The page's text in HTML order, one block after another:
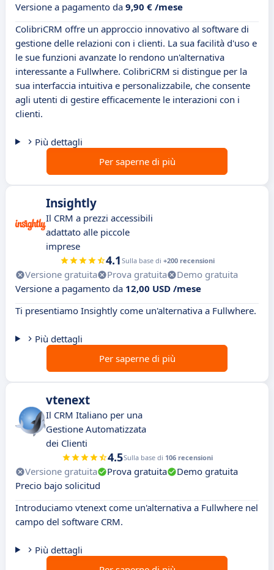
Versione a pagamento da 9,90 € /mese
ColibriCRM offre un approccio innovativo al software di
gestione delle relazioni con i clienti. La sua facilità d'uso e
le sue funzioni avanzate lo rendono un'alternativa
interessante a Fullwhere. ColibriCRM si distingue per la
sua interfaccia intuitiva e personalizzabile, che consente
agli utenti di gestire efficacemente le interazioni con i
clienti.
Più dettagli
Per saperne di più
Insightly
Il CRM a prezzi accessibili
adattato alle piccole
imprese
4.1 Sulla base di +200 recensioni
Versione gratuita Prova gratuita
Demo gratuita
Versione a pagamento da 12,00 USD /mese
Ti presentiamo Insightly come un'alternativa a Fullwhere.
Più dettagli
Per saperne di più
vtenext
Il CRM Italiano per una
Gestione Automatizzata
dei Clienti
4.5Sulla base di 106 recensioni
Versione gratuita Prova gratuita
Demo gratuita
Precio bajo solicitud
Introduciamo vtenext come un'alternativa a Fullwhere nel
campo del software CRM.
Più dettagli